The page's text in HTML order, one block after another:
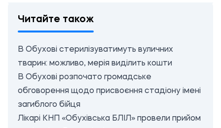
Читайте також
В Обухові стерилізуватимуть вуличних
тварин: можливо, мерія виділить кошти
В Обухові розпочато громадське
обговорення щодо присвоєння стадіону імені
загиблого бійця
Лікарі КНП «Обухівська БЛІЛ» провели прийом